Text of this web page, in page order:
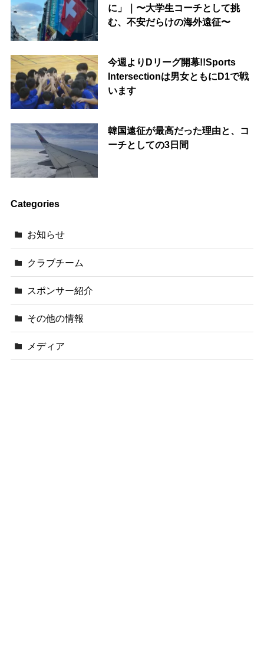
に」｜〜大学生コーチとして挑
む、不安だらけの海外遠征〜
今週よりDリーグ開幕!!Sports
Intersectionは男女ともにD1で戦
います
韓国遠征が最高だった理由と、コ
ーチとしての3日間
Categories
お知らせ
クラブチーム
スポンサー紹介
その他の情報
メディア